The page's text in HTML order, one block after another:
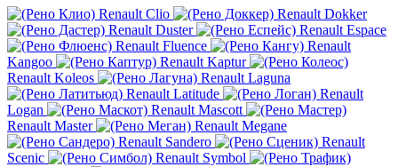
Renault Clio
Renault Dokker
Renault Duster
Renault Espace
Renault Fluence
Renault
Kangoo
Renault Kaptur
Renault Koleos
Renault Laguna
Renault Latitude
Renault
Logan
Renault Mascott
Renault Master
Renault Megane
Renault Sandero
Renault
Scenic
Renault Symbol